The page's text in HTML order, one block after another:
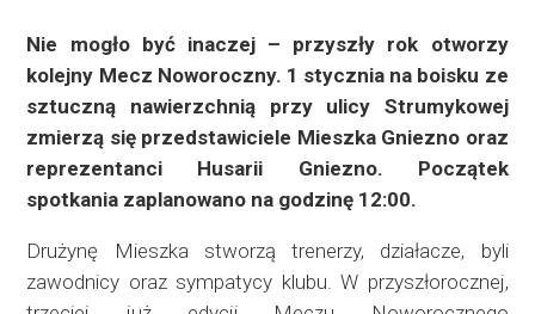
Nie mogło być inaczej – przyszły rok otworzy
kolejny Mecz Noworoczny. 1 stycznia na boisku ze
sztuczną nawierzchnią przy ulicy Strumykowej
zmierzą się przedstawiciele Mieszka Gniezno oraz
reprezentanci Husarii Gniezno. Początek
spotkania zaplanowano na godzinę 12:00.
Drużynę Mieszka stworzą trenerzy, działacze, byli
zawodnicy oraz sympatycy klubu. W przyszłorocznej,